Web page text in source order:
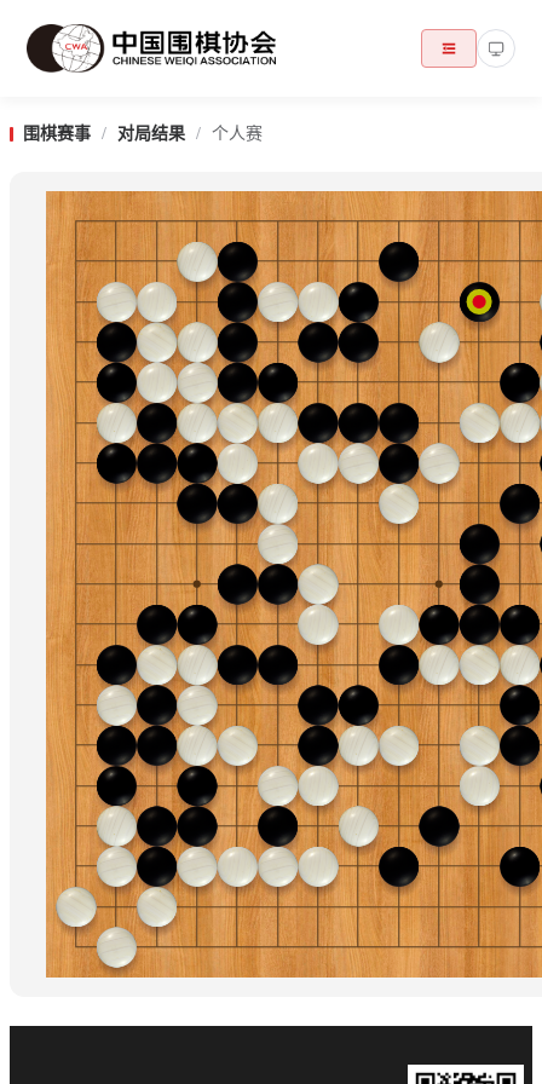
围棋赛事 / 对局结果 / 个人赛